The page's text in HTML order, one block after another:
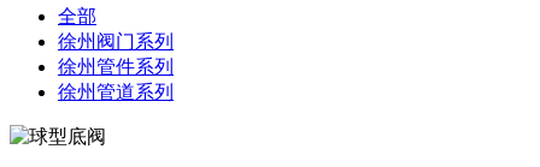
全部
徐州阀门系列
徐州管件系列
徐州管道系列